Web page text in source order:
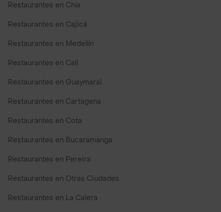
Restaurantes en Chía
Restaurantes en Cajicá
Restaurantes en Medellín
Restaurantes en Cali
Restaurantes en Guaymaral
Restaurantes en Cartagena
Restaurantes en Cota
Restaurantes en Bucaramanga
Restaurantes en Pereira
Restaurantes en Otras Ciudades
Restaurantes en La Calera